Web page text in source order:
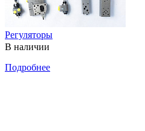
Регуляторы
В наличии
Подробнее